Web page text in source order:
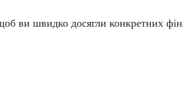
ви швидко досягли конкретних